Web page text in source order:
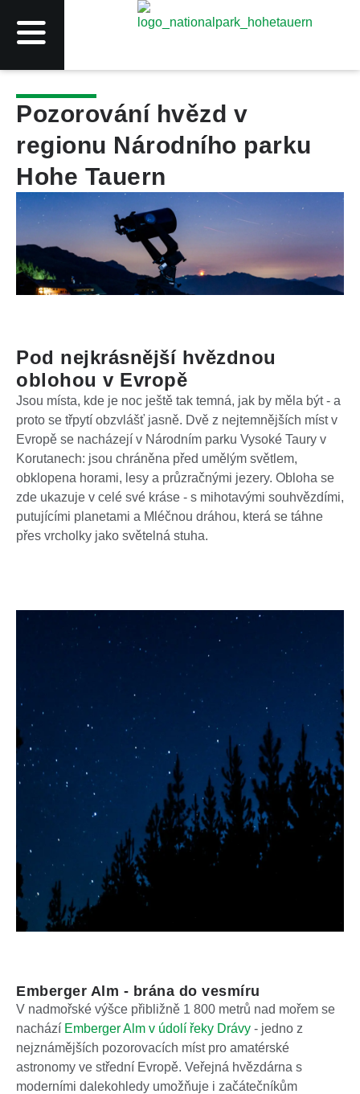
Pozorování hvězd v
regionu Národního parku
Hohe Tauern
Pod nejkrásnější hvězdnou
oblohou v Evropě
Jsou místa, kde je noc ještě tak temná, jak by měla být - a
proto se třpytí obzvlášť jasně. Dvě z nejtemnějších míst v
Evropě se nacházejí v Národním parku Vysoké Taury v
Korutanech: jsou chráněna před umělým světlem,
obklopena horami, lesy a průzračnými jezery. Obloha se
zde ukazuje v celé své kráse - s mihotavými souhvězdími,
putujícími planetami a Mléčnou dráhou, která se táhne
přes vrcholky jako světelná stuha.
Emberger Alm - brána do vesmíru
V nadmořské výšce přibližně 1 800 metrů nad mořem se
nachází Emberger Alm v údolí řeky Drávy - jedno z
nejznámějších pozorovacích míst pro amatérské
astronomy ve střední Evropě. Veřejná hvězdárna s
moderními dalekohledy umožňuje i začátečníkům